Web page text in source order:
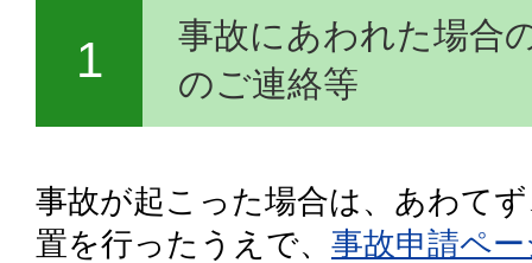
事故申請
Myアカウント
1
事故にあわれた場合
のご連絡等
事故が起こった場合は、あわて
置を行ったうえで、 事故申請ペ